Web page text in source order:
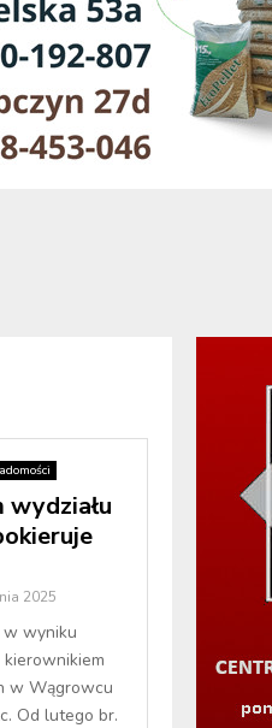
wydziału
2025
w wyniku
kierownikiem
w Wągrowcu
Od lutego br.